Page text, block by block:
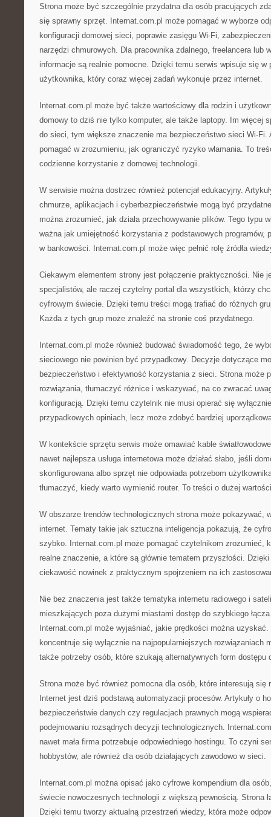
Strona może być szczególnie przydatna dla osób pracujących
się sprawny sprzęt. Internat.com.pl może pomagać w wyborze
konfiguracji domowej sieci, poprawie zasięgu Wi-Fi,
narzędzi chmurowych. Dla pracownika zdalnego, freelancera lub
informacje są realnie pomocne. Dzięki temu serwis wpisuje się w
użytkownika, który coraz więcej zadań wykonuje przez internet.
Internat.com.pl może być także wartościowy dla rodzin i
domowy to dziś nie tylko komputer, ale także laptopy. Im więcej
do sieci, tym większe znaczenie ma bezpieczeństwo sieci Wi-Fi.
pomagać w zrozumieniu, jak ograniczyć ryzyko włamania. To
codzienne korzystanie z domowej technologii.
W serwisie można dostrzec również potencjał edukacyjny.
chmurze, aplikacjach i cyberbezpieczeństwie mogą być
można zrozumieć, jak działa przechowywanie plików. Tego typu
ważna jak umiejętność korzystania z podstawowych programów,
w bankowości. Internat.com.pl może więc pełnić rolę źródła
Ciekawym elementem strony jest połączenie praktyczności. Nie
specjalistów, ale raczej czytelny portal dla wszystkich, którzy
cyfrowym świecie. Dzięki temu treści mogą trafiać do różnych
Każda z tych grup może znaleźć na stronie coś przydatnego.
Internat.com.pl może również budować świadomość tego, że
sieciowego nie powinien być przypadkowy. Decyzje dotyczące
bezpieczeństwo i efektywność korzystania z sieci. Strona może
rozwiązania, tłumaczyć różnice i wskazywać, na co zwracać
konfiguracją. Dzięki temu czytelnik nie musi opierać się
przypadkowych opiniach, lecz może zdobyć bardziej
W kontekście sprzętu serwis może omawiać kable
nawet najlepsza usługa internetowa może działać słabo, jeśli
skonfigurowana albo sprzęt nie odpowiada potrzebom
tłumaczyć, kiedy warto wymienić router. To treści o dużej
W obszarze trendów technologicznych strona może pokazywać,
internet. Tematy takie jak sztuczna inteligencja pokazują, że
szybko. Internat.com.pl może pomagać czytelnikom zrozumieć,
realne znaczenie, a które są głównie tematem przyszłości.
ciekawość nowinek z praktycznym spojrzeniem na ich
Nie bez znaczenia jest także tematyka internetu radiowego i
mieszkających poza dużymi miastami dostęp do szybkiego
Internat.com.pl może wyjaśniać, jakie prędkości można
koncentruje się wyłącznie na najpopularniejszych rozwiązaniach
także potrzeby osób, które szukają alternatywnych form dostępu
Strona może być również pomocna dla osób, które interesują się
Internet jest dziś podstawą automatyzacji procesów. Artykuły o
bezpieczeństwie danych czy regulacjach prawnych mogą
podejmowaniu rozsądnych decyzji technologicznych.
nawet mała firma potrzebuje odpowiedniego hostingu. To czyni
hobbystów, ale również dla osób działających zawodowo w sieci.
Internat.com.pl można opisać jako cyfrowe kompendium dla
świecie nowoczesnych technologii z większą pewnością. Strona
Dzięki temu tworzy aktualną przestrzeń wiedzy, która może